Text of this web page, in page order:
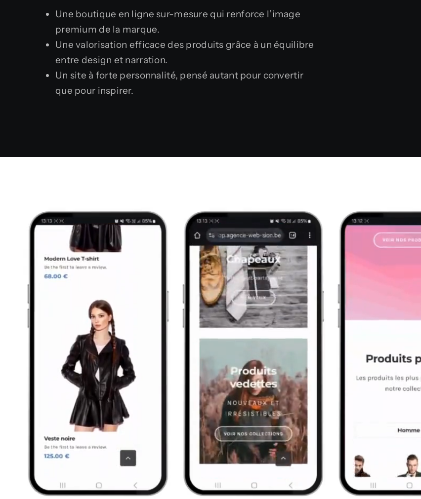
Une boutique en ligne sur-mesure qui renforce l’image
premium de la marque.
Une valorisation efficace des produits grâce à un équilibre
entre design et narration.
Un site à forte personnalité, pensé autant pour convertir
que pour inspirer.